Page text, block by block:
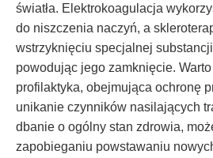
światła. Elektrokoagulacja
do niszczenia naczyń, a
wstrzyknięciu specjalnej
powodując jego zamknięcie.
profilaktyka, obejmująca ochronę
unikanie czynników nasilających
dbanie o ogólny stan zdrowia,
zapobieganiu powstawaniu